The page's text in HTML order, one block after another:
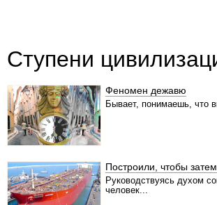
Ступени
Феномен дежавю
Бывает, понимаешь, что
Построили, чтобы
Руководствуясь духом
человек...